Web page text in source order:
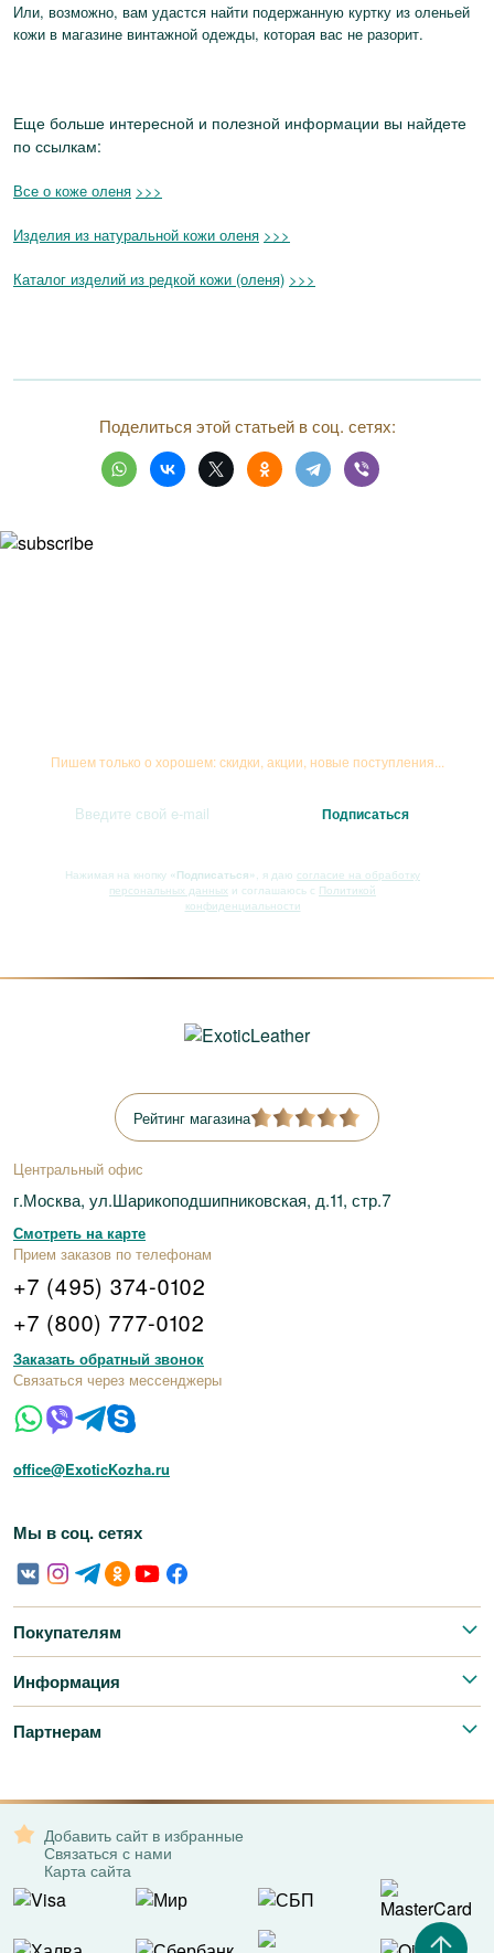
Или, возможно, вам удастся найти подержанную куртку из оленьей
кожи в магазине винтажной одежды, которая вас не разорит.
Еще больше интересной и полезной информации вы найдете
по ссылкам:
Все о коже оленя >>>
Изделия из натуральной кожи оленя >>>
Каталог изделий из редкой кожи (оленя) >>>
Поделиться этой статьей в соц. сетях:
Пишем только о хорошем: скидки, акции, новые поступления...
Нажимая на кнопку «Подписаться» , я даю согласие на обработку
персональных данных и соглашаюсь с Политикой
конфиденциальности
Рейтинг магазина
Центральный офис
г.Москва, ул.Шарикоподшипниковская, д.11, стр.7
Смотреть на карте
Прием заказов по телефонам
+7 (495) 374-0102
+7 (800) 777-0102
Заказать обратный звонок
Связаться через мессенджеры
office@ExoticKozha.ru
Мы в соц. сетях
Покупателям
Информация
Партнерам
Добавить сайт в избранные
Связаться с нами
Карта сайта